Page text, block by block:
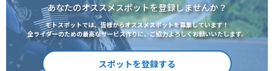
あなたのオススメスポットを登録しませんか？
モトスポットでは、皆様からオススメスポットを募集しています！
全ライダーのための最高なサービス作りに、ご協力よろしくお願いいたします。
スポットを登録する